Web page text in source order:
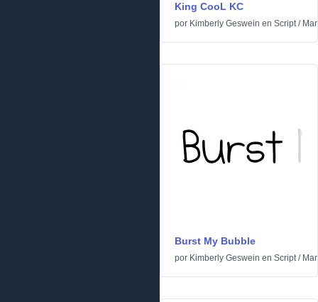
King CooL KC
por Kimberly Geswein en Script/
Burst My Bubble
por Kimberly Geswein en Script/